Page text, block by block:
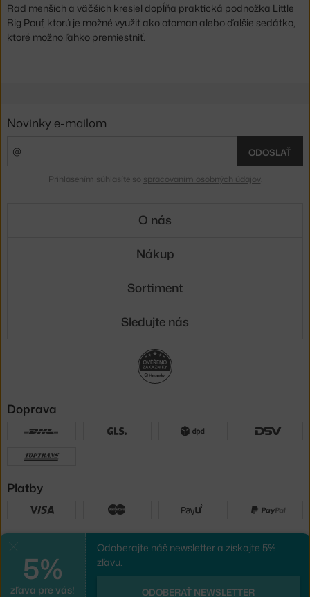
Rad menších a väčších kresiel dopĺňa praktická podnožka Little
Big Pouf, ktorú je možné využiť ako otoman alebo ďalšie sedátko,
ktoré možno ľahko premiestniť.
5%
zľava pre vás!
Odoberajte náš newsletter a získajte 5%
zľavu.
ODOBERAŤ NEWSLETTER
Novinky e-mailom
ODOSLAŤ
Prihlásením súhlasíte so spracovaním osobných údajov.
O nás
Nákup
Sortiment
Sledujte nás
Doprava
Platby
Sme tu pre vás
e-shop na mieruod